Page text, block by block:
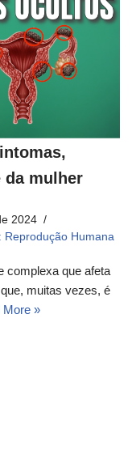
da mulher
2024
Reprodução Humana
complexa que afeta
muitas vezes, é
More »